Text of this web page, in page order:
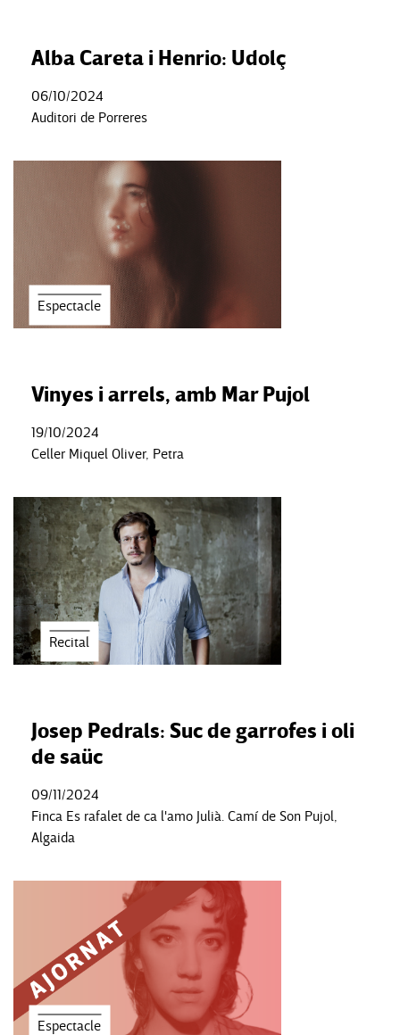
Alba Careta i Henrio: Udolç
06/10/2024
Auditori de Porreres
Espectacle
Vinyes i arrels, amb Mar Pujol
19/10/2024
Celler Miquel Oliver, Petra
Recital
Josep Pedrals: Suc de garrofes i oli
de saüc
09/11/2024
Finca Es rafalet de ca l'amo Julià. Camí de Son Pujol,
Algaida
Espectacle